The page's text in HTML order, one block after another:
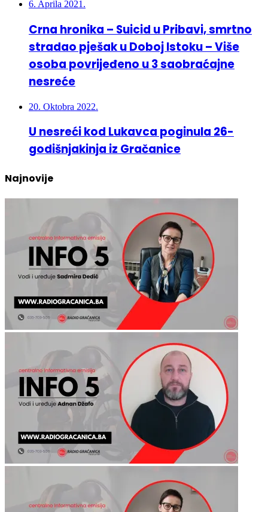
Crna hronika – Suicid u Pribavi, smrtno
stradao pješak u Doboj Istoku – Više
osoba povrijeđeno u 3 saobraćajne
nesreće
20. Oktobra 2022.
U nesreći kod Lukavca poginula 26-
godišnjakinja iz Gračanice
Najnovije